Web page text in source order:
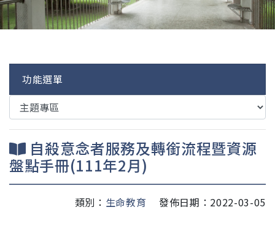
功能選單
自殺意念者服務及轉銜流程暨資源
盤點手冊(111年2月)
類別： 生命教育 發佈日期：2022-03-05